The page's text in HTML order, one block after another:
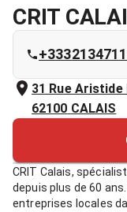
CRIT
31 Rue Aristide
62100 CALAIS
CRIT Calais,
depuis plus de 60
entreprises locales